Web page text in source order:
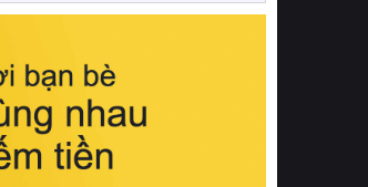
này, bạn sẽ cảm nhận rõ rệt sự khác
hồi chuẩn xác của phần đệm nâng đỡ
cột sống.
Bên cạnh đó, việc lựa chọn các dòng
sản phẩm đạt chuẩn chất lượng quốc
tế còn giúp ngăn ngừa tình trạng kích